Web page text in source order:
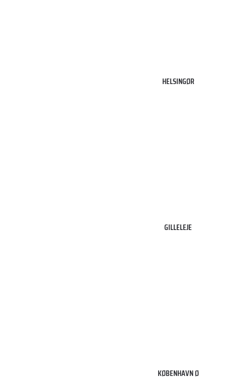
HELSINGØR
GILLELEJE
KØBENHAVN Ø